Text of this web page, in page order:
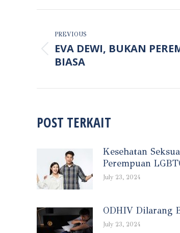
NAVIGATION
PREVIOUS
Previous
post:
EVA DEWI, BUKAN
BIASA
POST TERKAIT
Kesehatan
Perempuan
July 23, 2024
ODHIV Dilarang
July 23, 2024